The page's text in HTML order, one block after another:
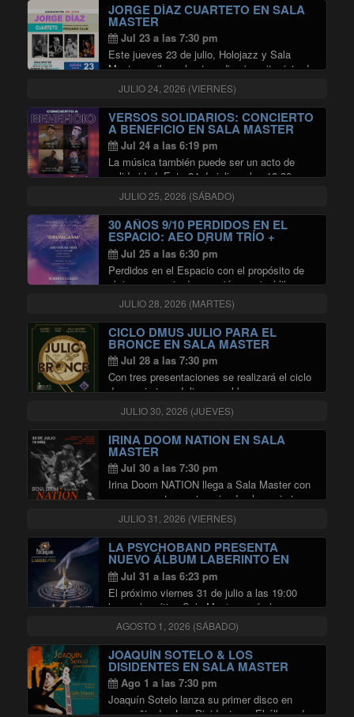
JORGE DÍAZ CUARTETO EN SALA
MASTER
Jul 23 a las 7:30 pm
Este jueves 23 de julio, Holojazz y Sala
Master reciben al extraordinario guitarrista de
jazz Jorge Díaz y al baterista Jimmy
Zambrano, quienes junto a Hugo Rojas en
bajo y a Edgardo Campos en piano, …
Continuar leyendo"JORGE DÍAZ CUARTETO EN
JULIO 24, 2026 (VIERNES)
VERSOS SOLIDARIOS: CONCIERTO
A BENEFICIO EN SALA MASTER
Jul 24 a las 6:19 pm
La música también puede ser un acto de
solidaridad. Este 24 de julio, a las 18:30
horas, la Sala Master de Radio Universidad
de Chile abrirá sus puertas para un concierto
a beneficio destinado a …Continuar leyendo
JULIO 25, 2026 (SÁBADO)
30 AÑOS 9/10 PERDIDOS EN EL
ESPACIO: AEO DRUM TRÍO +
ROBERTO COLLÍO EN SALA
MASTER
Jul 25 a las 6:30 pm
Perdidos en el Espacio con el propósito de
abrir un espacio de creación musical libre,
sin condicionamientos comerciales ni
dictados del mercado, ha invitado a Osvaldo
Sotomayor a coproducir una serie de
conciertos bajo una …Continuar leyendo
JULIO 28, 2026 (MARTES)
CICLO DMUS JULIO PARA EL
BRONCE EN SALA MASTER
Jul 28 a las 7:30 pm
Con tres presentaciones se realizará el ciclo
de conciertos «Julio para el bronce», que
tendrá lugar entre el 14 y 28 de ese mes en
la Sala Master de la Radio Universidad de
Chile. En …Continuar leyendo"CICLO DMUS
JULIO 30, 2026 (JUEVES)
IRINA DOOM NATION EN SALA
MASTER
Jul 30 a las 7:30 pm
Irina Doom NATION llega a Sala Master con
una propuesta que trasciende el concierto
tradicional: ocho músicos en escena dando
vida a un encuentro vibrante entre la esencia
del rap y la potencia de una …
Continuar leyendo"IRINA DOOM NATION EN SALA
JULIO 31, 2026 (VIERNES)
LA PSYCHOBAND PRESENTA
NUEVO ÁLBUM LABERINTO EN
SALA MASTER
Jul 31 a las 6:23 pm
El próximo viernes 31 de julio a las 19:00
horas, la mítica Sala Master será el
escenario de un hito fundamental para el
rock nacional. La Psychoband rompe el
silencio discográfico y presenta en sociedad
…Continuar leyendo"LA PSYCHOBAND
AGOSTO 1, 2026 (SÁBADO)
JOAQUÍN SOTELO & LOS
DISIDENTES EN SALA MASTER
Ago 1 a las 7:30 pm
Joaquín Sotelo lanza su primer disco en
compañia de «Los Disidentes». El álbum de